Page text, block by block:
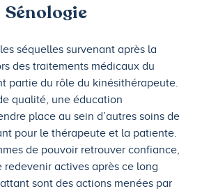
Sénologie
séquelles survenant après la
des traitements médicaux du
partie du rôle du kinésithérapeute.
qualité, une éducation
place au sein d’autres soins de
pour le thérapeute et la patiente.
de pouvoir retrouver confiance,
redevenir actives après ce long
sont des actions menées par